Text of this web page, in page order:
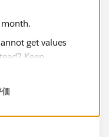
month.
only.